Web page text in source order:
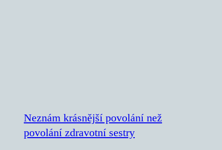
Neznám krásnější povolání než
povolání zdravotní sestry